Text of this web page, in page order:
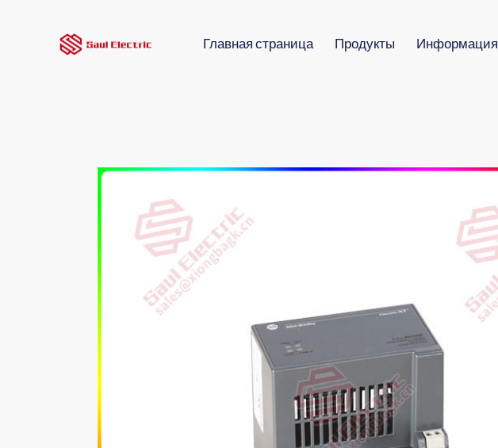
Главная страница Продукты Информация